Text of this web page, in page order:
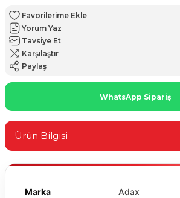
Yorum Yaz
Tavsiye Et
Karşılaştır
Paylaş
WhatsApp Sipariş
Ürün Bilgisi
Marka Adax